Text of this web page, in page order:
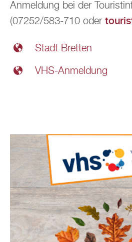
Anmeldung bei der
(07252/583-710 oder
Stadt Bretten
VHS-Anmeldung